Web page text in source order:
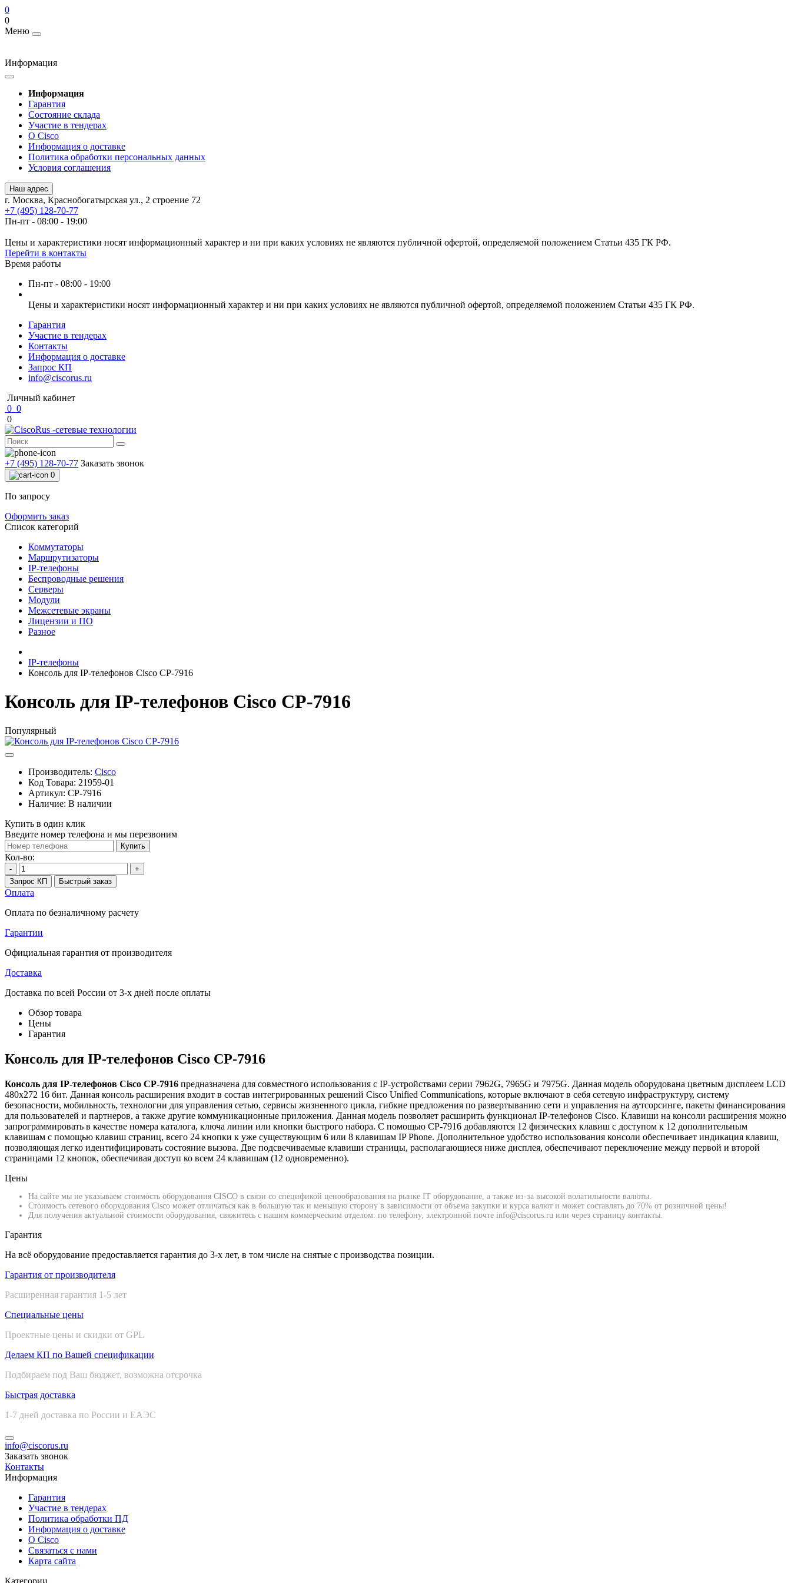
0
0
Меню
Информация
Информация
Гарантия
Состояние склада
Участие в тендерах
О Cisco
Информация о доставке
Политика обработки персональных данных
Условия соглашения
Наш адрес
г. Москва, Краснобогатырская ул., 2 строение 72
+7 (495) 128-70-77
Пн-пт - 08:00 - 19:00
Цены и характеристики носят информационный характер и ни при каких условиях не являются публичной офертой, определяемой положением Статьи 435 ГК РФ.
Перейти в контакты
Время работы
Пн-пт - 08:00 - 19:00
Цены и характеристики носят информационный характер и ни при каких условиях не являются публичной офертой, определяемой положением Статьи 435 ГК РФ.
Гарантия
Участие в тендерах
Контакты
Информация о доставке
Запрос КП
info@ciscorus.ru
Личный кабинет
0 0
0
+7 (495) 128-70-77 Заказать звонок
0
По запросу
Оформить заказ
Список категорий
Коммутаторы
Маршрутизаторы
IP-телефоны
Беспроводные решения
Серверы
Модули
Межсетевые экраны
Лицензии и ПО
Разное
IP-телефоны
Консоль для IP-телефонов Cisco CP-7916
Консоль для IP-телефонов Cisco CP-7916
Популярный
Производитель: Cisco
Код Товара: 21959-01
Артикул: CP-7916
Наличие: В наличии
Купить в один клик
Введите номер телефона и мы перезвоним
Купить
Кол-во:
-
+
Запрос КП
Быстрый заказ
Оплата
Оплата по безналичному расчету
Гарантии
Официальная гарантия от производителя
Доставка
Доставка по всей России от 3-х дней после оплаты
Обзор товара
Цены
Гарантия
Консоль для IP-телефонов Cisco CP-7916
Консоль для IP-телефонов Cisco CP-7916 предназначена для совместного использования с IP-устройствами серии 7962G, 7965G и 7975G. Данная модель оборудована цветным дисплеем LCD
480х272 16 бит. Данная консоль расширения входит в состав интегрированных решений Cisco Unified Communications, которые включают в себя сетевую инфраструктуру, систему
безопасности, мобильность, технологии для управления сетью, сервисы жизненного цикла, гибкие предложения по развертыванию сети и управления на аутсорсинге, пакеты финансирования
для пользователей и партнеров, а также другие коммуникационные приложения. Данная модель позволяет расширить функционал IP-телефонов Cisco. Клавиши на консоли расширения можно
запрограммировать в качестве номера каталога, ключа линии или кнопки быстрого набора. С помощью CP-7916 добавляются 12 физических клавиш с доступом к 12 дополнительным
клавишам с помощью клавиш страниц, всего 24 кнопки к уже существующим 6 или 8 клавишам IP Phone. Дополнительное удобство использования консоли обеспечивает индикация клавиш,
позволяющая легко идентифицировать состояние вызова. Две подсвечиваемые клавиши страницы, располагающиеся ниже дисплея, обеспечивают переключение между первой и второй
страницами 12 кнопок, обеспечивая доступ ко всем 24 клавишам (12 одновременно).
Цены
На сайте мы не указываем стоимость оборудования CISCO в связи со спецификой ценообразования на рынке IT оборудование, а также из-за высокой волатильности валюты.
Стоимость сетевого оборудования Cisco может отличаться как в большую так и меньшую сторону в зависимости от объема закупки и курса валют и может составлять до 70% от розничной цены!
Для получения актуальной стоимости оборудования, свяжитесь с нашим коммерческим отделом: по телефону, электронной почте info@ciscorus.ru или через страницу контакты.
Гарантия
На всё оборудование предоставляется гарантия до 3-х лет, в том числе на снятые с производства позиции.
Гарантия от производителя
Расширенная гарантия 1-5 лет
Специальные цены
Проектные цены и скидки от GPL
Делаем КП по Вашей спецификации
Подбираем под Ваш бюджет, возможна отсрочка
Быстрая доставка
1-7 дней доставка по России и ЕАЭС
info@ciscorus.ru
Заказать звонок
Контакты
Информация
Гарантия
Участие в тендерах
Политика обработки ПД
Информация о доставке
О Cisco
Связаться с нами
Карта сайта
Категории